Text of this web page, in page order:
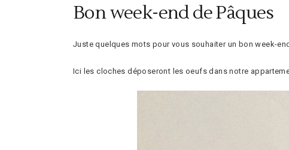
Bon week-end de Pâques
Juste quelques mots pour vous souhaiter un bon week-
Ici les cloches déposeront les oeufs dans notre